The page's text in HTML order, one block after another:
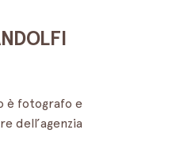
è fotografo e
dell’agenzia